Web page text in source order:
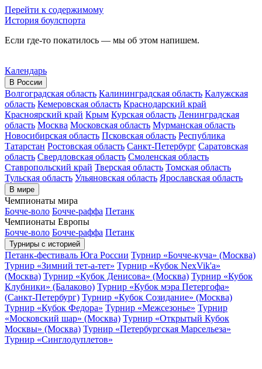
Перейти к содержимому
История боулспорта
Если где-то покатилось — мы об этом напишем.
Календарь
В России
Волгоградская область Калининградская область Калужская
область Кемеровская область Краснодарский край
Красноярский край Крым Курская область Ленинградская
область Москва Московская область Мурманская область
Новосибирская область Псковская область Республика
Татарстан Ростовская область Санкт-Петербург Саратовская
область Свердловская область Смоленская область
Ставропольский край Тверская область Томская область
Тульская область Ульяновская область Ярославская область
В мире
Чемпионаты мира
Бочче-воло Бочче-раффа Петанк
Чемпионаты Европы
Бочче-воло Бочче-раффа Петанк
Турниры с историей
Петанк-фестиваль Юга России Турнир «Бочче-куча» (Москва)
Турнир «Зимний тет-а-тет» Турнир «Кубок NexVik'a»
(Москва) Турнир «Кубок Денисова» (Москва) Турнир «Кубок
Клубники» (Балаково) Турнир «Кубок мэра Петергофа»
(Санкт-Петербург) Турнир «Кубок Созидание» (Москва)
Турнир «Кубок Федора» Турнир «Межсезонье» Турнир
«Московский шар» (Москва) Турнир «Открытый Кубок
Москвы» (Москва) Турнир «Петербургская Марсельеза»
Турнир «Синглодуплетов»